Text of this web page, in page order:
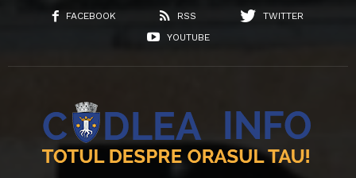
FACEBOOK RSS
TWITTER
YOUTUBE